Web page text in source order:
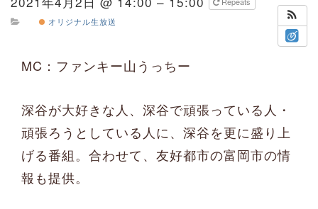
オリジナル生放送
MC：ファンキー山うっちー
深谷が大好きな人、深谷で頑張っている人・
頑張ろうとしている人に、深谷を更に盛り上
げる番組。合わせて、友好都市の富岡市の情
報も提供。